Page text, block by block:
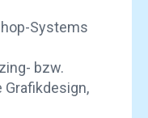
Systems
bzw.